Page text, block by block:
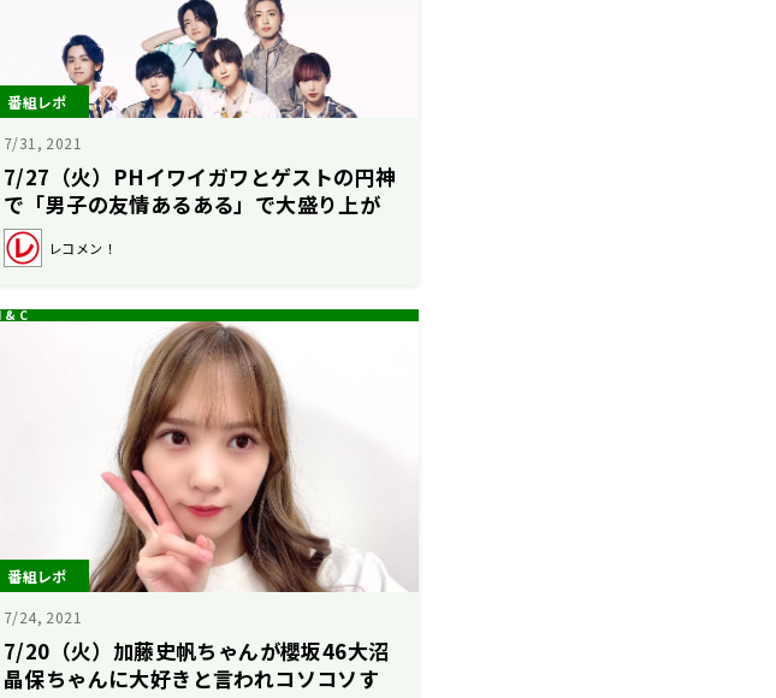
番組レポ
7/31, 2021
7/27（火）PHイワイガワとゲストの円神
で「男子の友情あるある」で大盛り上が
り！
レコメン！
番組レポ
7/24, 2021
7/20（火）加藤史帆ちゃんが櫻坂46大沼
晶保ちゃんに大好きと言われコソコソす